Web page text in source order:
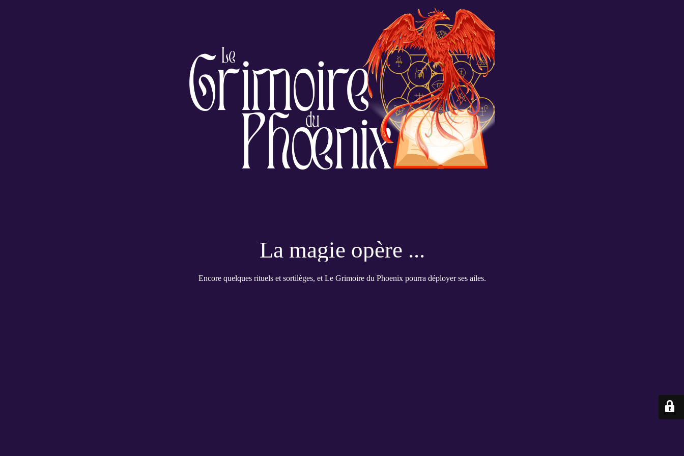
La magie opère ...
Encore quelques rituels et sortilèges, et Le Grimoire du Phoenix pourra déployer ses ailes.